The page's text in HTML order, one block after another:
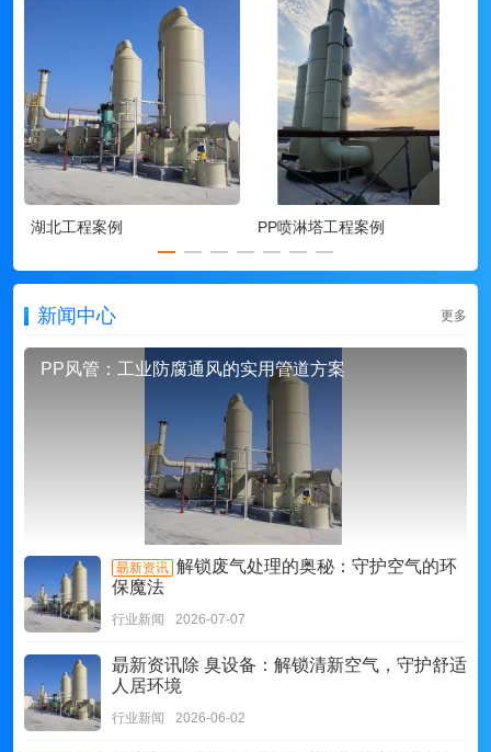
湖北工程案例 PP喷淋塔工程案例
新闻中心 更多
PP风管：工业防腐通风的实用管道方案
朂新资讯 解锁废气处理的奥秘：守护空气的环
保魔法
行业新闻 2026-07-07
朂新资讯除 臭设备：解锁清新空气，守护舒适
人居环境
行业新闻 2026-06-02